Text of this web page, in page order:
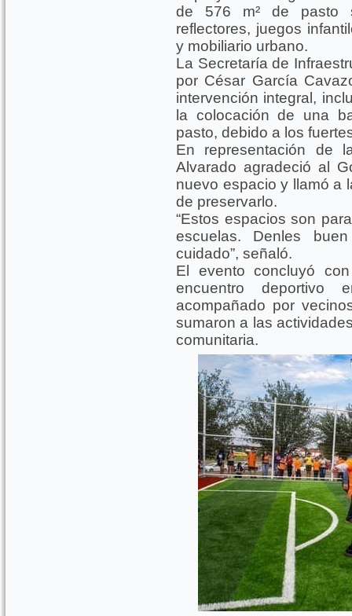
de 576 m² de pasto
reflectores, juegos
y mobiliario urbano.
La Secretaría de
por César García
intervención integral,
la colocación de una
pasto, debido a los
En representación de
Alvarado agradeció al
nuevo espacio y llamó a
de preservarlo.
“Estos espacios son
escuelas. Denles
cuidado”, señaló.
El evento concluyó
encuentro
acompañado por
sumaron a las
comunitaria.